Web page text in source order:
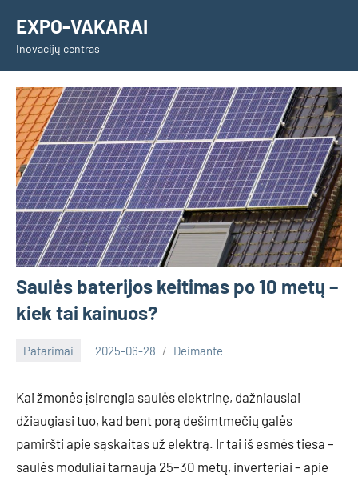
content
EXPO-VAKARAI
Inovacijų centras
Saulės baterijos keitimas po 10 metų –
kiek tai kainuos?
Patarimai 2025-06-28 Deimante
Kai žmonės įsirengia saulės elektrinę, dažniausiai
džiaugiasi tuo, kad bent porą dešimtmečių galės
pamiršti apie sąskaitas už elektrą. Ir tai iš esmės tiesa –
saulės moduliai tarnauja 25–30 metų, inverteriai – apie